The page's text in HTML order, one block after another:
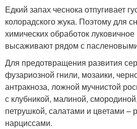
Едкий запах чеснока отпугивает
колорадского жука. Поэтому для
химических обработок
высаживают рядом с
Для предотвращения развития
фузариозной гнили, мозаики,
антракноза, ложной мучнистой
с клубникой, малиной,
петрушкой, салатами и цветами –
нарциссами.